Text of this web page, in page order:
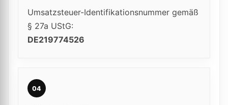
Umsatzsteuer-Identifikationsnummer gemäß
§ 27a UStG:
DE219774526
04